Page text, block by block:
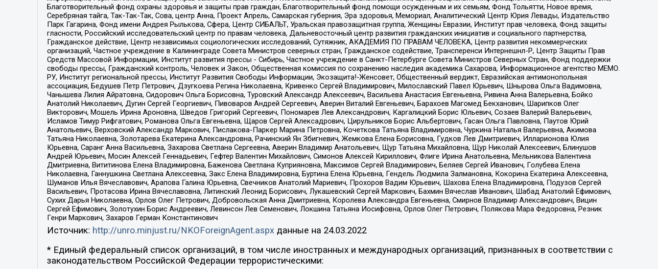
Благотворительный фонд охраны здоровья и защиты прав граждан, Благотворительный фонд помощи осужденным и их семьям, Фонд Тольятти, Новое время,
Серебряная тайга, Так-Так-Так, Сова, центр Анна, Проект Апрель, Самарская губерния, Эра здоровья, Мемориал, Аналитический Центр Юрия Левады, Издательство
Парк Гагарина, Фонд имени Андрея Рылькова, Сфера, Центр СИБАЛЬТ, Уральская правозащитная группа, Женщины Евразии, Институт прав человека, Фонд защиты
гласности, Российский исследовательский центр по правам человека, Дальневосточный центр развития гражданских инициатив и социального партнерства,
Гражданское действие, Центр независимых социологических исследований, Сутяжник, АКАДЕМИЯ ПО ПРАВАМ ЧЕЛОВЕКА, Центр развития некоммерческих
организаций, Частное учреждение в Калининграде Совета Министров северных стран, Гражданское содействие, Трансперенси Интернешнл-Р, Центр Защиты Прав
Средств Массовой Информации, Институт развития прессы - Сибирь, Частное учреждение в Санкт-Петербурге Совета Министров Северных Стран, Фонд поддержки
свободы прессы, Гражданский контроль, Человек и Закон, Общественная комиссия по сохранению наследия академика Сахарова, Информационное агентство МЕМО.
РУ, Институт региональной прессы, Институт Развития Свободы Информации, Экозащита!-Женсовет, Общественный вердикт, Евразийская антимонопольная
ассоциация, Бедушев Петр Петрович, Дзугкоева Регина Николаевна, Кривенко Сергей Владимирович, Милославский Павел Юрьевич, Шнырова Ольга Вадимовна,
Чанышева Лилия Айратовна, Сидорович Ольга Борисовна, Туровский Александр Алексеевич, Васильева Анастасия Евгеньевна, Ривина Анна Валерьевна, Бойко
Анатолий Николаевич, Дугин Сергей Георгиевич, Пивоваров Андрей Сергеевич, Аверин Виталий Евгеньевич, Барахоев Магомед Бекханович, Шарипков Олег
Викторович, Мошель Ирина Ароновна, Шведов Григорий Сергеевич, Пономарев Лев Александрович, Каргалицкий Борис Юльевич, Созаев Валерий Валерьевич,
Исламов Тимур Рифгатович, Романова Ольга Евгеньевна, Щаров Сергей Алексадрович, Цирульников Борис Альбертович, Гасан Ольга Павловна, Паутов Юрий
Анатольевич, Верховский Александр Маркович, Пислакова-Паркер Марина Петровна, Кочеткова Татьяна Владимировна, Чуркина Наталья Валерьевна, Акимова
Татьяна Николаевна, Золотарева Екатерина Александровна, Рачинский Ян Збигневич, Жемкова Елена Борисовна, Гудков Лев Дмитриевич, Илларионова Юлия
Юрьевна, Саранг Анна Васильевна, Захарова Светлана Сергеевна, Аверин Владимир Анатольевич, Щур Татьяна Михайловна, Щур Николай Алексеевич, Блинушов
Андрей Юрьевич, Мосин Алексей Геннадьевич, Гефтер Валентин Михайлович, Симонов Алексей Кириллович, Флиге Ирина Анатольевна, Мельникова Валентина
Дмитриевна, Вититинова Елена Владимировна, Баженова Светлана Куприяновна, Максимов Сергей Владимирович, Беляев Сергей Иванович, Голубева Елена
Николаевна, Ганнушкина Светлана Алексеевна, Закс Елена Владимировна, Буртина Елена Юрьевна, Гендель Людмила Залмановна, Кокорина Екатерина Алексеевна,
Шуманов Илья Вячеславович, Арапова Галина Юрьевна, Свечников Анатолий Мариевич, Прохоров Вадим Юрьевич, Шахова Елена Владимировна, Подузов Сергей
Васильевич, Протасова Ирина Вячеславовна, Литинский Леонид Борисович, Лукашевский Сергей Маркович, Бахмин Вячеслав Иванович, Шабад Анатолий Ефимович,
Сухих Дарья Николаевна, Орлов Олег Петрович, Добровольская Анна Дмитриевна, Королева Александра Евгеньевна, Смирнов Владимир Александрович, Вицин
Сергей Ефимович, Золотухин Борис Андреевич, Левинсон Лев Семенович, Локшина Татьяна Иосифовна, Орлов Олег Петрович, Полякова Мара Федоровна, Резник
Генри Маркович, Захаров Герман Константинович
Источник: http://unro.minjust.ru/NKOForeignAgent.aspxданные на 24.03.2022
* Единый федеральный список организаций, в том числе иностранных и международных организаций, признанных в соответствии с
законодательством Российской Федерации террористическими: